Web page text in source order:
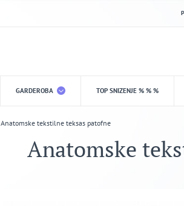
GARDEROBA TOP SNIZENJE % % %
Anatomske tekstilne teksas patofne
Anatomske